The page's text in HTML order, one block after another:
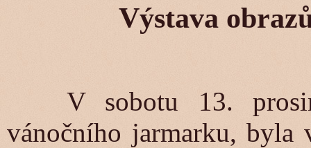
Výstava
V sobotu 13.
vánočního jarmarku,